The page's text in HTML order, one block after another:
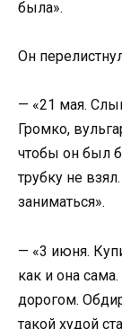
была».
Он
— «21 мая.
Громко,
чтобы он был
трубку не
заниматься».
— «3 июня.
как и она
дорогом.
такой худой